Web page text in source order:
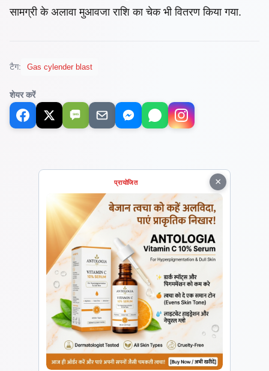
सामग्री के अलावा मुआवजा राशि का चेक भी वितरण किया गया.
टैग: Gas cylender blast
शेयर करें
SMS
×
प्रायोजित